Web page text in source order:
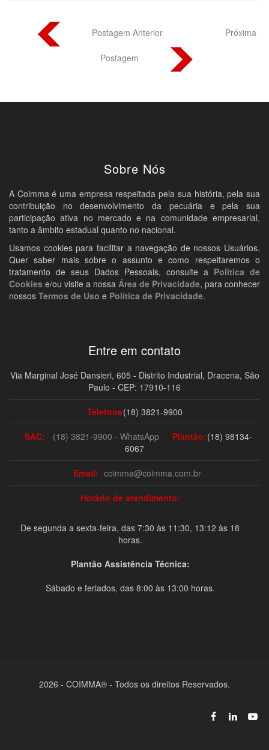
Postagem Anterior Próxima
Postagem
Sobre Nós
A Coimma é uma empresa respeitada pela sua história, pela sua
contribuição no desenvolvimento da pecuária e pela sua
participação ativa no mercado e na comunidade empresarial,
tanto a âmbito estadual quanto no nacional.
Usamos cookies para facilitar a navegação de nossos Usuários.
Quer saber mais sobre o assunto e como respeitaremos o
tratamento de seus Dados Pessoais, consulte a Política de
Cookies e/ou visite a nossa Área de Privacidade, para conhecer
nossos Termos de Uso e Política de Privacidade.
Entre em contato
Via Marginal José Dansieri, 605 - Distrito Industrial, Dracena, São
Paulo - CEP: 17910-116
Telefone:(18) 3821-9900
SAC: (18) 3821-9900 - WhatsApp Plantão:(18) 98134-
6067
Email: coimma@coimma.com.br
Horário de atendimento:
De segunda a sexta-feira, das 7:30 às 11:30, 13:12 às 18
horas.
Plantão Assistência Técnica:
Sábado e feriados, das 8:00 às 13:00 horas.
2026 - COIMMA® - Todos os direitos Reservados.